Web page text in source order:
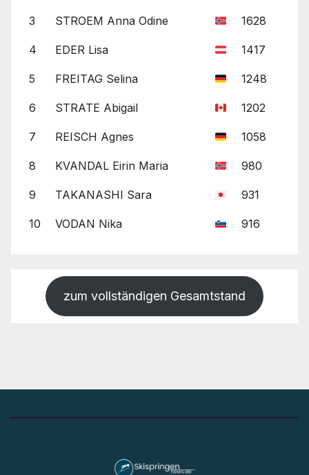
3 STROEM Anna Odine 1628
4 EDER Lisa 1417
5 FREITAG Selina 1248
6 STRATE Abigail 1202
7 REISCH Agnes 1058
8 KVANDAL Eirin Maria 980
9 TAKANASHI Sara 931
10 VODAN Nika 916
zum vollständigen Gesamtstand